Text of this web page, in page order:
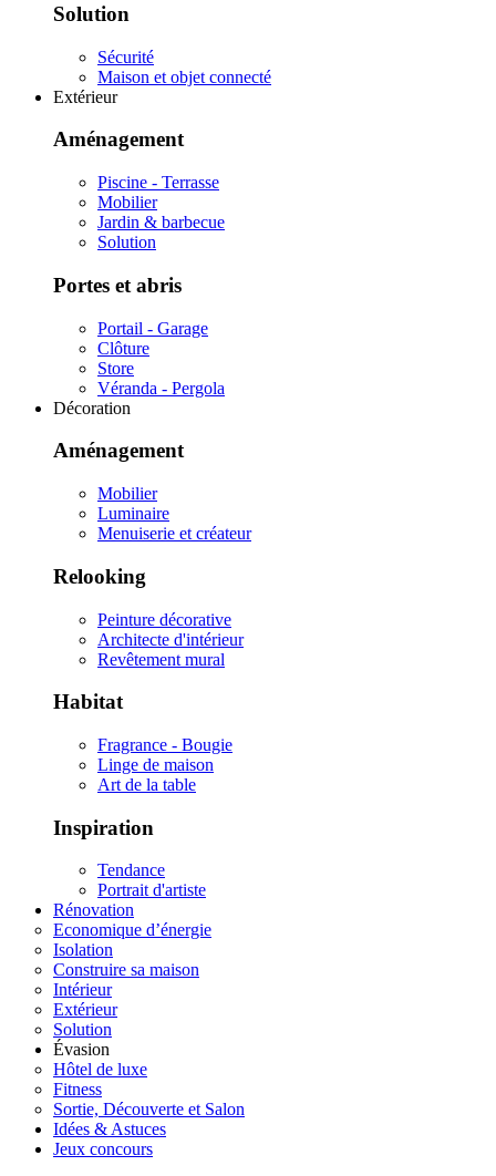
Solution
Sécurité
Maison et objet connecté
Extérieur
Aménagement
Piscine - Terrasse
Mobilier
Jardin & barbecue
Solution
Portes et abris
Portail - Garage
Clôture
Store
Véranda - Pergola
Décoration
Aménagement
Mobilier
Luminaire
Menuiserie et créateur
Relooking
Peinture décorative
Architecte d'intérieur
Revêtement mural
Habitat
Fragrance - Bougie
Linge de maison
Art de la table
Inspiration
Tendance
Portrait d'artiste
Rénovation
Economique d’énergie
Isolation
Construire sa maison
Intérieur
Extérieur
Solution
Évasion
Hôtel de luxe
Fitness
Sortie, Découverte et Salon
Idées & Astuces
Jeux concours